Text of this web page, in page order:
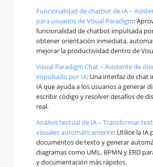
Funcionalidad de chatbot de IA –
para usuarios de Visual Paradigm:
funcionalidad de chatbot impulsada
obtener orientación inmediata,
mejorar la productividad dentro de
Visual Paradigm Chat – Asistente de
impulsado por IA: Una interfaz de chat
IA que ayuda a los usuarios a generar
escribir código y resolver desafíos de
real.
Análisis textual de IA – Transformar
visuales automáticamente: Utilice la IA
documentos de texto y generar
diagramas como UML, BPMN y ERD
y documentación más rápidos.